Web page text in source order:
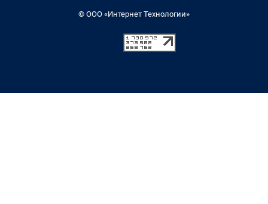
© ООО «Интернет Технологии»